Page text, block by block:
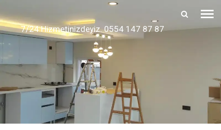
7/24 Hizmetinizdeyiz. 0554 147 87 87